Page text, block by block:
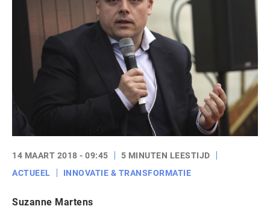
14 MAART 2018 - 09:45
5 MINUTEN LEESTIJD
ACTUEEL
INNOVATIE & TRANSFORMATIE
Suzanne Martens